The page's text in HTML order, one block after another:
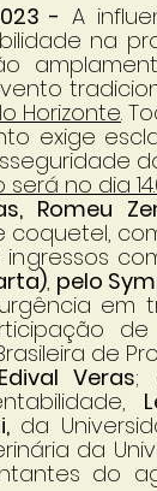
- A
na
Horizonte.
exige
no dia
Romeu
coquetel,
ingressos
, pelo
em
de
de
Edival Veras;
da
da
do